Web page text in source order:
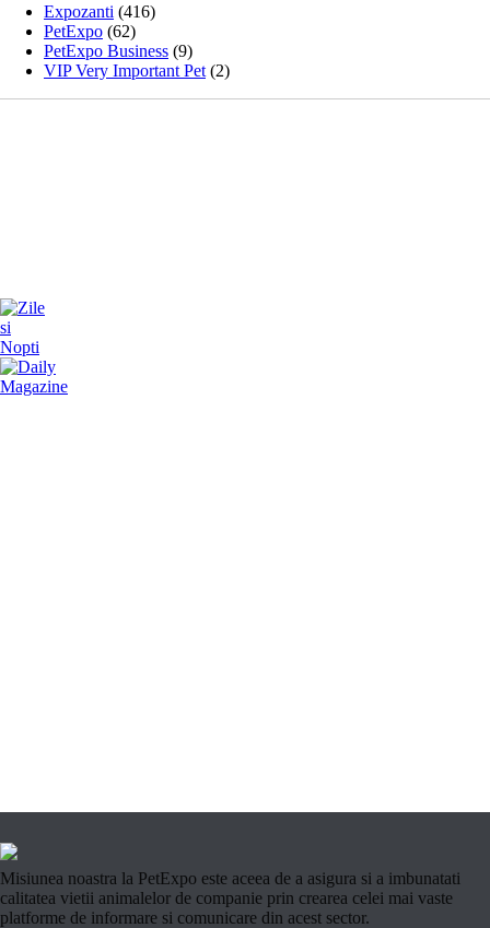
Expozanti (416)
PetExpo (62)
PetExpo Business (9)
VIP Very Important Pet (2)
Misiunea noastra la PetExpo este aceea de a asigura si a imbunatati
calitatea vietii animalelor de companie prin crearea celei mai vaste
platforme de informare si comunicare din acest sector.